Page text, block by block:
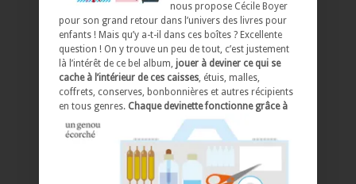
nous propose Cécile Boyer
pour son grand retour dans l’univers des livres pour
enfants ! Mais qu’y a-t-il dans ces boîtes ? Excellente
question ! On y trouve un peu de tout, c’est justement
là l’intérêt de ce bel album, jouer à deviner ce qui se
cache à l’intérieur de ces caisses, étuis, malles,
coffrets, conserves, bonbonnières et autres récipients
en tous genres. Chaque devinette fonctionne grâce à